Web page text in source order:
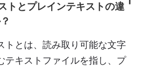
トとプレインテキストの違
トとは、読み取り可能な文字
テキストファイルを指し、プ